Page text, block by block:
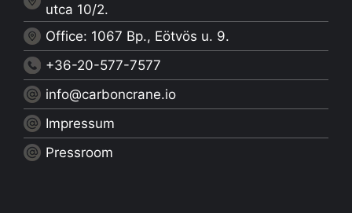
utca 10/2.
Office: 1067 Bp., Eötvös u. 9.
+36-20-577-7577
info@carboncrane.io
Impressum
Pressroom